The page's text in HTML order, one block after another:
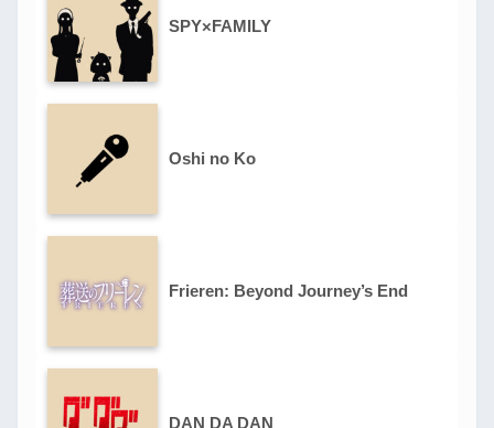
SPY×FAMILY
Oshi no Ko
Frieren: Beyond Journey’s End
DAN DA DAN